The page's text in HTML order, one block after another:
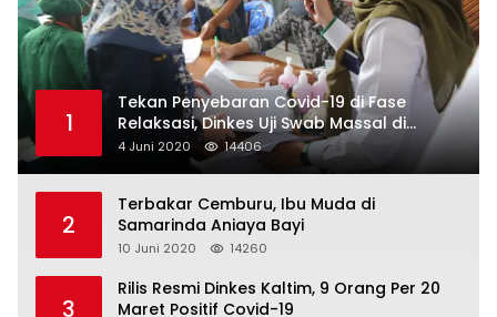
1
Tekan Penyebaran Covid-19 di Fase
Relaksasi, Dinkes Uji Swab Massal di
Pelabuhan Samarinda
4 Juni 2020 14406
2
Terbakar Cemburu, Ibu Muda di
Samarinda Aniaya Bayi
10 Juni 2020 14260
3
Rilis Resmi Dinkes Kaltim, 9 Orang Per 20
Maret Positif Covid-19